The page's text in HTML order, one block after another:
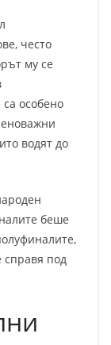
често
му се
особено
водят до
беше
справя под